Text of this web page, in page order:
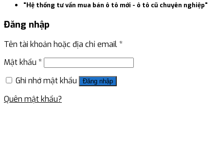
"Hệ thống tư vấn mua bán ô tô mới - ô tô cũ chuyên nghiệp"
Đăng nhập
Tên tài khoản hoặc địa chỉ email*
Mật khẩu *
Ghi nhớ mật khẩu
Đăng nhập
Quên mật khẩu?